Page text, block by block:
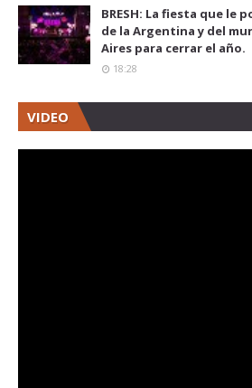
BRESH: La fiesta que le
de la Argentina y del
Aires para cerrar el año.
18:28
VIDEO